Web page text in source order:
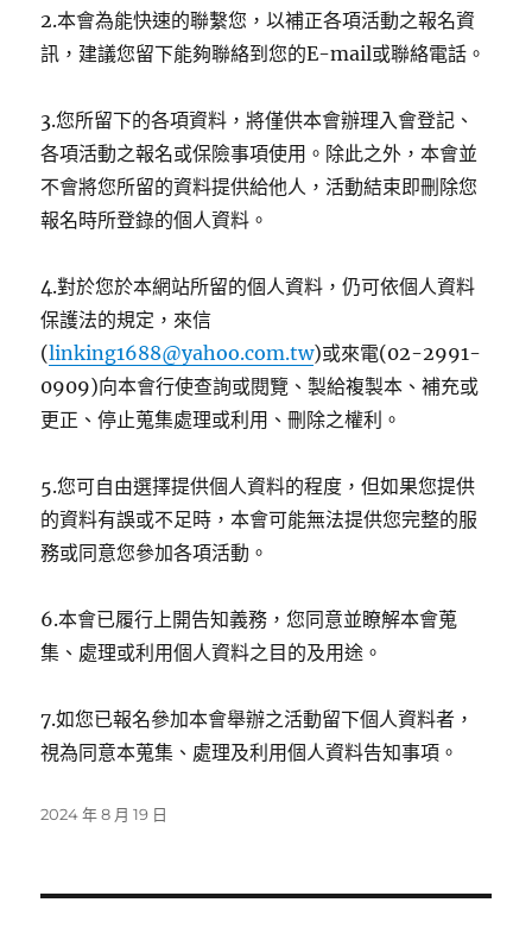
2.本會為能快速的聯繫您，以補正各項活動之報名資
訊，建議您留下能夠聯絡到您的E-mail或聯絡電話。
3.您所留下的各項資料，將僅供本會辦理入會登記、
各項活動之報名或保險事項使用。除此之外，本會並
不會將您所留的資料提供給他人，活動結束即刪除您
報名時所登錄的個人資料。
4.對於您於本網站所留的個人資料，仍可依個人資料
保護法的規定，來信
(linking1688@yahoo.com.tw)或來電(02-2991-
0909)向本會行使查詢或閱覽、製給複製本、補充或
更正、停止蒐集處理或利用、刪除之權利。
5.您可自由選擇提供個人資料的程度，但如果您提供
的資料有誤或不足時，本會可能無法提供您完整的服
務或同意您參加各項活動。
6.本會已履行上開告知義務，您同意並瞭解本會蒐
集、處理或利用個人資料之目的及用途。
7.如您已報名參加本會舉辦之活動留下個人資料者，
視為同意本蒐集、處理及利用個人資料告知事項。
發
2024 年 8 月 19 日